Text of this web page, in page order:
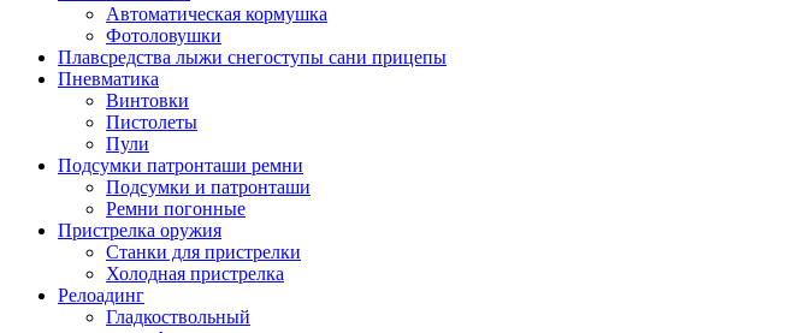
Автоматическая кормушка
Фотоловушки
Плавсредства лыжи снегоступы сани прицепы
Пневматика
Винтовки
Пистолеты
Пули
Подсумки патронташи ремни
Подсумки и патронташи
Ремни погонные
Пристрелка оружия
Станки для пристрелки
Холодная пристрелка
Релоадинг
Гладкоствольный